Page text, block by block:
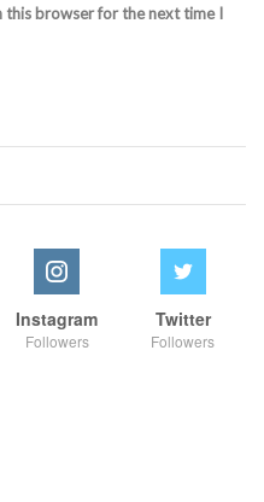
this browser for the next time I
Instagram
Followers
Twitter
Followers